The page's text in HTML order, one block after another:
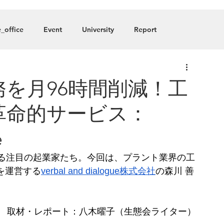
Event University Report
月96時間削減！工
的サービス：
注目の起業家たち。今回は、プラント業界の工
運営するverbal and dialogue株式会社の森川 善
取材・レポート：八木曜子（生態会ライター）